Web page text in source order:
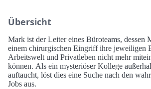
Übersicht
Mark ist der Leiter eines Büroteams, dessen
einem chirurgischen Eingriff ihre jeweiligen
Arbeitswelt und Privatleben nicht mehr
können. Als ein mysteriöser Kollege
auftaucht, löst dies eine Suche nach den
Jobs aus.